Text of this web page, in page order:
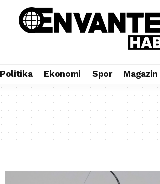
Politika Ekonomi Spor Magazin